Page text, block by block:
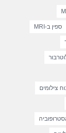
ספין ב-MRI
צילומים